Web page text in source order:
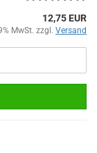
12,75 EUR
MwSt. zzgl. Versand